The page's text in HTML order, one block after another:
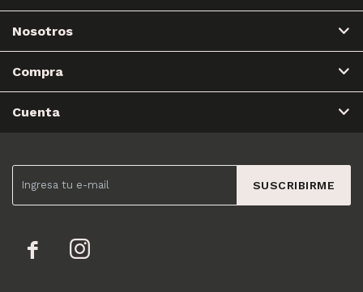
SUSCRIBIRME
 
Nosotros
Compra
Cuenta